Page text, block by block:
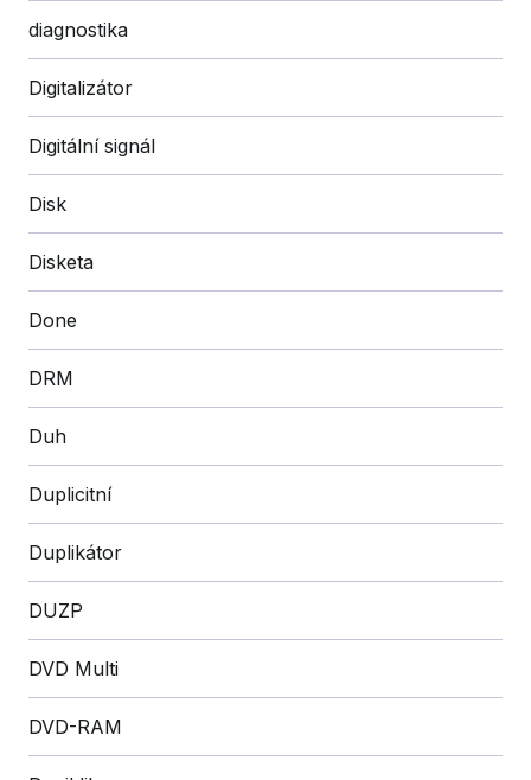
diagnostika
Digitalizátor
Digitální signál
Disk
Disketa
Done
DRM
Duh
Duplicitní
Duplikátor
DUZP
DVD Multi
DVD-RAM